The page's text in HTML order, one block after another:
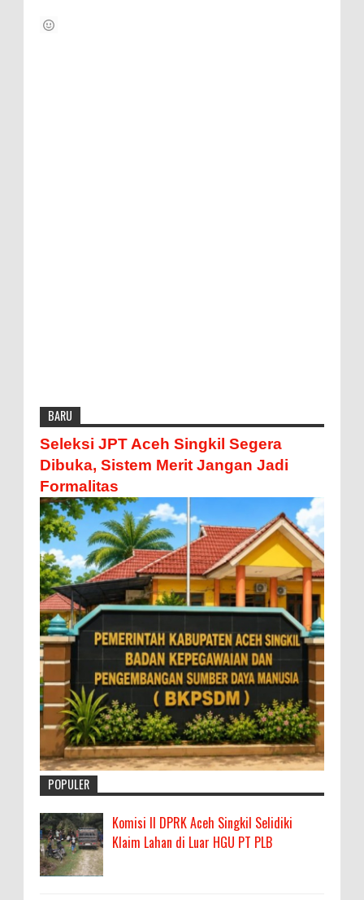
BARU
Seleksi JPT Aceh Singkil Segera
Dibuka, Sistem Merit Jangan Jadi
Formalitas
POPULER
Komisi II DPRK Aceh Singkil Selidiki
Klaim Lahan di Luar HGU PT PLB